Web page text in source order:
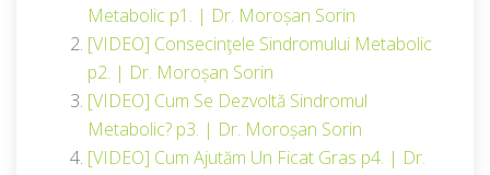
Metabolic p1. | Dr. Moroșan Sorin
[VIDEO] Consecinţele Sindromului Metabolic
p2. | Dr. Moroșan Sorin
[VIDEO] Cum Se Dezvoltă Sindromul
Metabolic? p3. | Dr. Moroșan Sorin
[VIDEO] Cum Ajutăm Un Ficat Gras p4. | Dr.